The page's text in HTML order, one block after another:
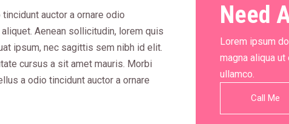
auctor a ornare odio
Aenean sollicitudin, lorem quis
ipsum, nec sagittis sem nibh id elit.
cursus a sit amet mauris. Morbi
a odio tincidunt auctor a ornare
Need
Lorem ipsum
magna aliqua
ullamco.
Call Me